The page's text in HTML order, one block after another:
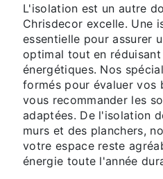
L'isolation est un autre
Chrisdecor excelle. Une
essentielle pour assurer
optimal tout en
énergétiques. Nos
formés pour évaluer vos
vous recommander les
adaptées. De l'isolation
murs et des planchers,
votre espace reste
énergie toute l'année